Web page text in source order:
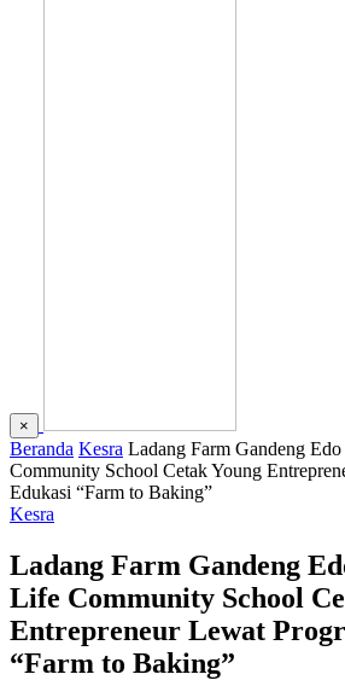
×
Beranda Kesra Ladang Farm Gandeng
Community School Cetak Young
Edukasi “Farm to Baking”
Kesra
Ladang Farm Gandeng
Life Community School
Entrepreneur Lewat
“Farm to Baking”